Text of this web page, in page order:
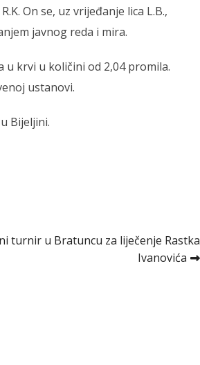
On se, uz vrijeđanje lica L.B.,
javnog reda i mira.
u krvi u količini od 2,04 promila.
ustanovi.
Bijeljini.
turnir u Bratuncu za liječenje Rastka
Ivanovića